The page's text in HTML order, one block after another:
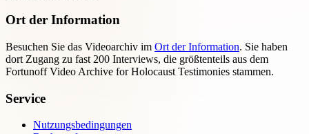
Ort der Information
Besuchen Sie das Videoarchiv im Ort der Information. Sie haben
dort Zugang zu fast 200 Interviews, die größtenteils aus dem
Fortunoff Video Archive for Holocaust Testimonies stammen.
Service
Nutzungsbedingungen